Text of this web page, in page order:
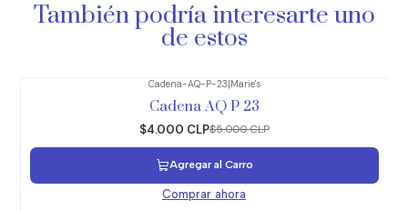
También podría interesarte uno
de estos
Cadena-AQ-P-23|Marie's
Cadena AQ P 23
$4.000 CLP$5.000 CLP
Agregar al Carro
Comprar ahora